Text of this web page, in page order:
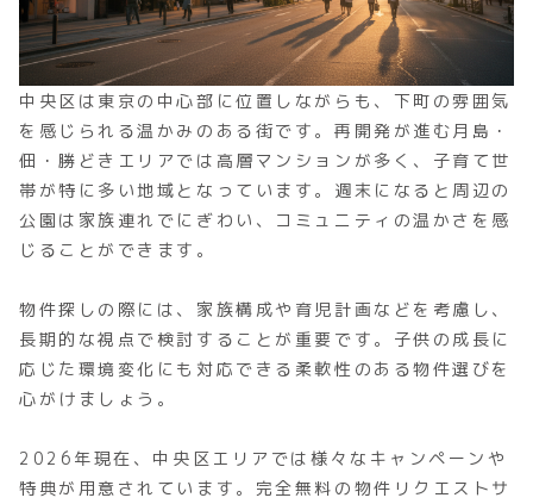
中央区は東京の中心部に位置しながらも、下町の雰囲気
を感じられる温かみのある街です。再開発が進む月島・
佃・勝どきエリアでは高層マンションが多く、子育て世
帯が特に多い地域となっています。週末になると周辺の
公園は家族連れでにぎわい、コミュニティの温かさを感
じることができます。
物件探しの際には、家族構成や育児計画などを考慮し、
長期的な視点で検討することが重要です。子供の成長に
応じた環境変化にも対応できる柔軟性のある物件選びを
心がけましょう。
2026年現在、中央区エリアでは様々なキャンペーンや
特典が用意されています。完全無料の物件リクエストサ